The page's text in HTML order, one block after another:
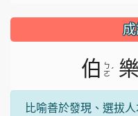
伯
ㄅ
ㄛˊ 樂
比喻善於發現、選拔